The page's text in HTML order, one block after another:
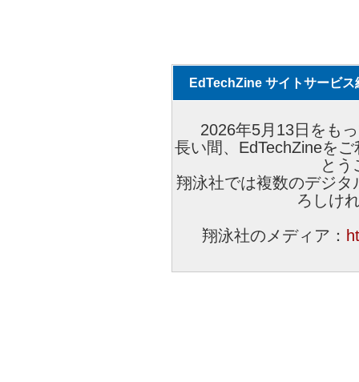
EdTechZine サイトサービス
2026年5月13日をも
長い間、EdTechZineを
とう
翔泳社では複数のデジ
ろしけ
翔泳社のメディア：